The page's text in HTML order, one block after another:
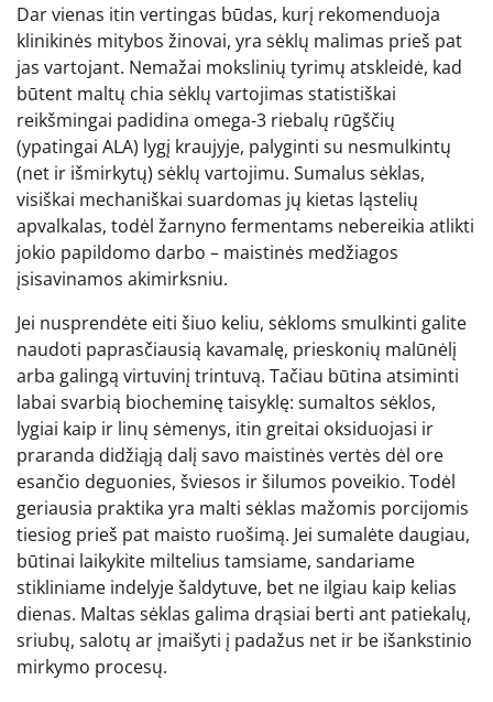
Dar vienas itin vertingas būdas, kurį rekomenduoja
klinikinės mitybos žinovai, yra sėklų malimas prieš pat
jas vartojant. Nemažai mokslinių tyrimų atskleidė, kad
būtent maltų chia sėklų vartojimas statistiškai
reikšmingai padidina omega-3 riebalų rūgščių
(ypatingai ALA) lygį kraujyje, palyginti su nesmulkintų
(net ir išmirkytų) sėklų vartojimu. Sumalus sėklas,
visiškai mechaniškai suardomas jų kietas ląstelių
apvalkalas, todėl žarnyno fermentams nebereikia atlikti
jokio papildomo darbo – maistinės medžiagos
įsisavinamos akimirksniu.
Jei nusprendėte eiti šiuo keliu, sėkloms smulkinti galite
naudoti paprasčiausią kavamalę, prieskonių malūnėlį
arba galingą virtuvinį trintuvą. Tačiau būtina atsiminti
labai svarbią biocheminę taisyklę: sumaltos sėklos,
lygiai kaip ir linų sėmenys, itin greitai oksiduojasi ir
praranda didžiąją dalį savo maistinės vertės dėl ore
esančio deguonies, šviesos ir šilumos poveikio. Todėl
geriausia praktika yra malti sėklas mažomis porcijomis
tiesiog prieš pat maisto ruošimą. Jei sumalėte daugiau,
būtinai laikykite miltelius tamsiame, sandariame
stikliniame indelyje šaldytuve, bet ne ilgiau kaip kelias
dienas. Maltas sėklas galima drąsiai berti ant patiekalų,
sriubų, salotų ar įmaišyti į padažus net ir be išankstinio
mirkymo procesų.